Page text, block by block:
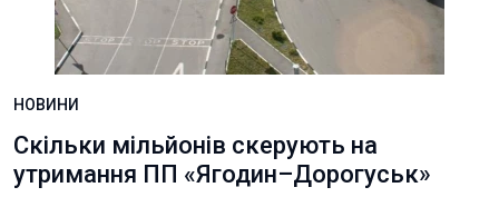
НОВИНИ
Скільки мільйонів скерують на
утримання ПП «Ягодин–Дорогуськ»